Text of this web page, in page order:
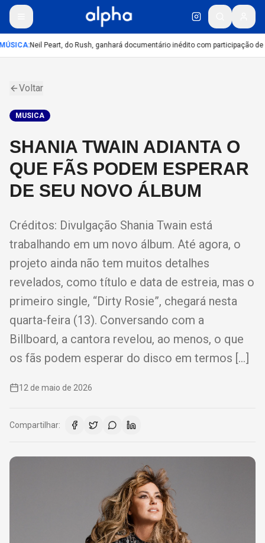
:Neil Peart, do Rush, ganhará documentário inédito com participação de
Voltar
MUSICA
SHANIA TWAIN ADIANTA O
QUE FÃS PODEM ESPERAR
DE SEU NOVO ÁLBUM
Créditos: Divulgação Shania Twain está
trabalhando em um novo álbum. Até agora, o
projeto ainda não tem muitos detalhes
revelados, como título e data de estreia, mas o
primeiro single, “Dirty Rosie”, chegará nesta
quarta-feira (13). Conversando com a
Billboard, a cantora revelou, ao menos, o que
os fãs podem esperar do disco em termos […]
12 de maio de 2026
Compartilhar: